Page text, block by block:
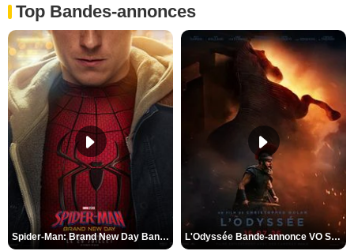
Top Bandes-annonces
Spider-Man: Brand New Day Bande-annonce VO STFR L'Odyssée Bande-annonce VO STFR